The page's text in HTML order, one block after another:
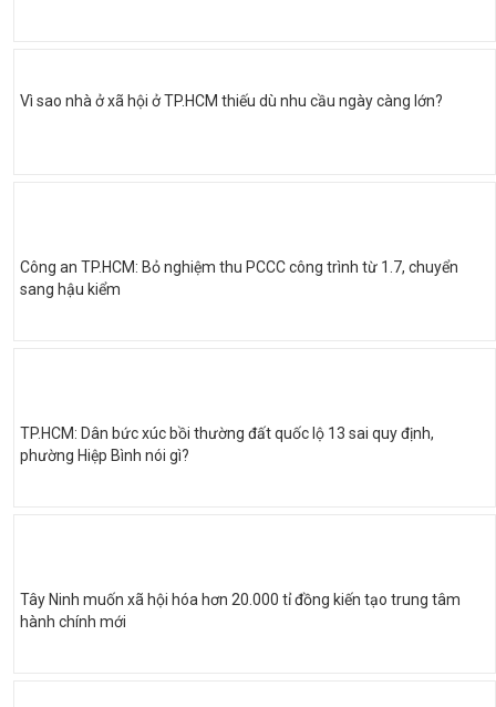
Vì sao nhà ở xã hội ở TP.HCM thiếu dù nhu cầu ngày càng lớn?
Công an TP.HCM: Bỏ nghiệm thu PCCC công trình từ 1.7, chuyển
sang hậu kiểm
TP.HCM: Dân bức xúc bồi thường đất quốc lộ 13 sai quy định,
phường Hiệp Bình nói gì?
Tây Ninh muốn xã hội hóa hơn 20.000 tỉ đồng kiến tạo trung tâm
hành chính mới